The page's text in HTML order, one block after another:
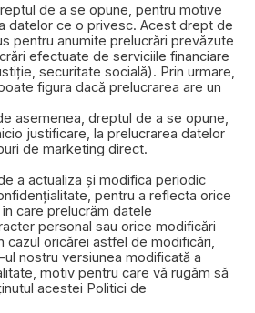
de a se opune, pentru motive
datelor ce o privesc. Acest drept de
pentru anumite prelucrări prevăzute
efectuate de serviciile financiare
securitate socială). Prin urmare,
figura dacă prelucrarea are un
asemenea, dreptul de a se opune,
justificare, la prelucrarea datelor
de marketing direct.
a actualiza și modifica periodic
pentru a reflecta orice
care prelucrăm datele
personal sau orice modificări
cazul oricărei astfel de modificări,
nostru versiunea modificată a
motiv pentru care vă rugăm să
acestei Politici de